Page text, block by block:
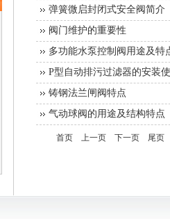
弹簧微启封闭式安全阀简介
阀门维护的重要性
多功能水泵控制阀用途及特
P型自动排污过滤器的安装
铸钢法兰闸阀特点
气动球阀的用途及结构特点
首页 上一页 下一页 尾页